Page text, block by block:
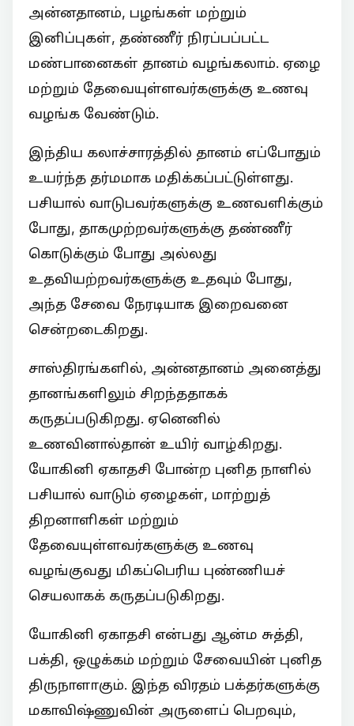
அன்னதானம், பழங்கள் மற்றும்
இனிப்புகள், தண்ணீர் நிரப்பப்பட்ட
மண்பானைகள் தானம் வழங்கலாம். ஏழை
மற்றும் தேவையுள்ளவர்களுக்கு உணவு
வழங்க வேண்டும்.
இந்திய கலாச்சாரத்தில் தானம் எப்போதும்
உயர்ந்த தர்மமாக மதிக்கப்பட்டுள்ளது.
பசியால் வாடுபவர்களுக்கு உணவளிக்கும்
போது, தாகமுற்றவர்களுக்கு தண்ணீர்
கொடுக்கும் போது அல்லது
உதவியற்றவர்களுக்கு உதவும் போது,
அந்த சேவை நேரடியாக இறைவனை
சென்றடைகிறது.
சாஸ்திரங்களில், அன்னதானம் அனைத்து
தானங்களிலும் சிறந்ததாகக்
கருதப்படுகிறது. ஏனெனில்
உணவினால்தான் உயிர் வாழ்கிறது.
யோகினி ஏகாதசி போன்ற புனித நாளில்
பசியால் வாடும் ஏழைகள், மாற்றுத்
திறனாளிகள் மற்றும்
தேவையுள்ளவர்களுக்கு உணவு
வழங்குவது மிகப்பெரிய புண்ணியச்
செயலாகக் கருதப்படுகிறது.
யோகினி ஏகாதசி என்பது ஆன்ம சுத்தி,
பக்தி, ஒழுக்கம் மற்றும் சேவையின் புனித
திருநாளாகும். இந்த விரதம் பக்தர்களுக்கு
மகாவிஷ்ணுவின் அருளைப் பெறவும்,